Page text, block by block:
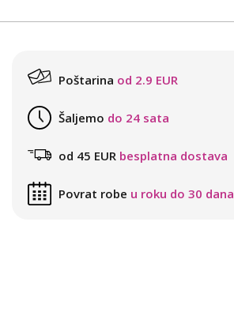
Poštarina od 2.9 EUR
Šaljemo do 24 sata
od 45 EUR besplatna dostava
Povrat robe u roku do 30 dana